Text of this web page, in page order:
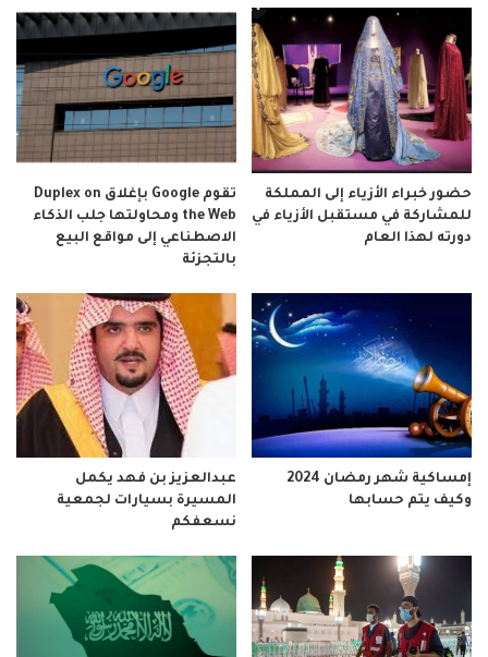
حضور خبراء الأزياء إلى المملكة
للمشاركة في مستقبل الأزياء في
دورته لهذا العام
تقوم Google بإغلاق Duplex on
the Web ومحاولتها جلب الذكاء
الاصطناعي إلى مواقع البيع
بالتجزئة
إمساكية شهر رمضان 2024
وكيف يتم حسابها
عبدالعزيز بن فهد يكمل
المسيرة بسيارات لجمعية
نسعفكم